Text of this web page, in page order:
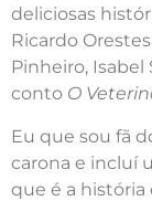
deliciosas
Ricardo
Pinheiro,
conto O
Eu que sou fã
carona e incluí
que é a história